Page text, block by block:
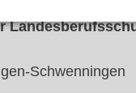
Schwenningen